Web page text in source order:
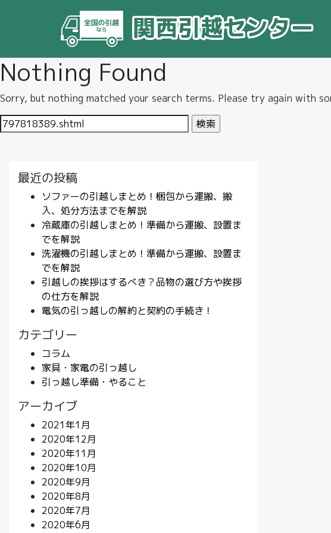
Nothing Found
Sorry, but nothing matched your search terms. Please try again with
検
索:
最近の投稿
ソファーの引越しまとめ！梱包から運搬、搬
入、処分方法までを解説
冷蔵庫の引越しまとめ！準備から運搬、設置ま
でを解説
洗濯機の引越しまとめ！準備から運搬、設置ま
でを解説
引越しの挨拶はするべき？品物の選び方や挨拶
の仕方を解説
電気の引っ越しの解約と契約の手続き！
カテゴリー
コラム
家具・家電の引っ越し
引っ越し準備・やること
アーカイブ
2021年1月
2020年12月
2020年11月
2020年10月
2020年9月
2020年8月
2020年7月
2020年6月